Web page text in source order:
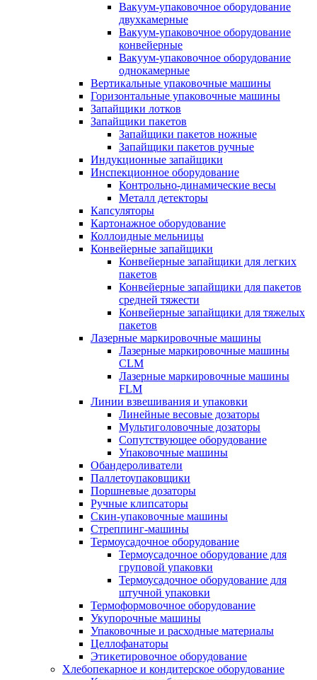
Вакуум-упаковочное оборудование
двухкамерные
Вакуум-упаковочное оборудование
конвейерные
Вакуум-упаковочное оборудование
однокамерные
Вертикальные упаковочные машины
Горизонтальные упаковочные машины
Запайщики лотков
Запайщики пакетов
Запайщики пакетов ножные
Запайщики пакетов ручные
Индукционные запайщики
Инспекционное оборудование
Контрольно-динамические весы
Металл детекторы
Капсуляторы
Картонажное оборудование
Коллоидные мельницы
Конвейерные запайщики
Конвейерные запайщики для легких
пакетов
Конвейерные запайщики для пакетов
средней тяжести
Конвейерные запайщики для тяжелых
пакетов
Лазерные маркировочные машины
Лазерные маркировочные машины
CLM
Лазерные маркировочные машины
FLM
Линии взвешивания и упаковки
Линейные весовые дозаторы
Мультиголовочные дозаторы
Сопутствующее оборудование
Упаковочные машины
Обандероливатели
Паллетоупаковщики
Поршневые дозаторы
Ручные клипсаторы
Скин-упаковочные машины
Стреппинг-машины
Термоусадочное оборудование
Термоусадочное оборудование для
груповой упаковки
Термоусадочное оборудование для
штучной упаковки
Термоформовочное оборудование
Укупорочные машины
Упаковочные и расходные материалы
Целлофанаторы
Этикетировочное оборудование
Хлебопекарное и кондитерское оборудование